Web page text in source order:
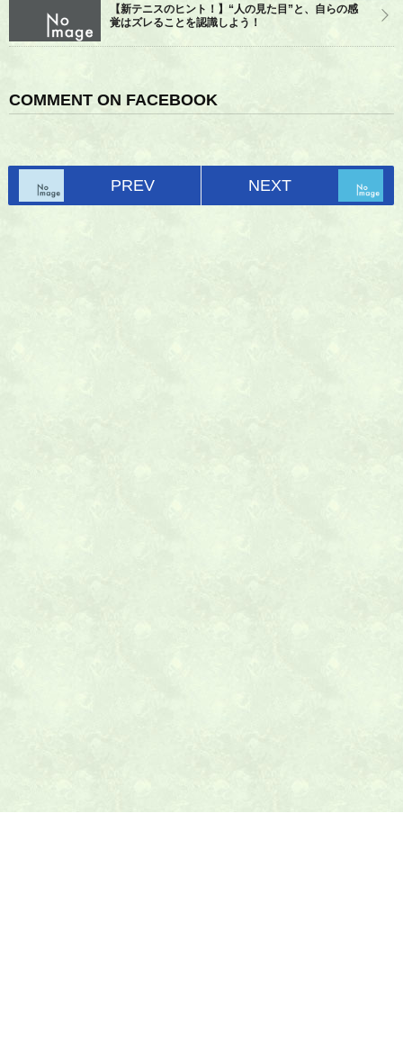
【新テニスのヒント！】“人の見た目”と、自らの感
覚はズレることを認識しよう！
COMMENT ON FACEBOOK
PREV NEXT